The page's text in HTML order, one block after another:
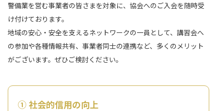
警備業を営む事業者の皆さまを対象に、協会へのご入会を随時受
け付けております。
地域の安心・安全を支えるネットワークの一員として、講習会へ
の参加や各種情報共有、事業者同士の連携など、多くのメリット
がございます。ぜひご検討ください。
① 社会的信用の向上